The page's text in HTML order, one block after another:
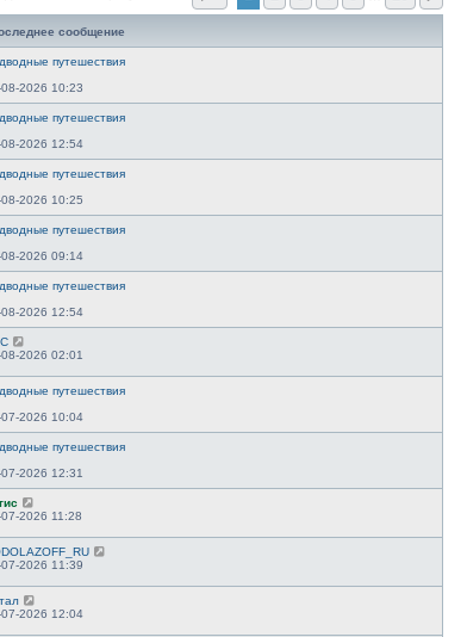
сообщение
путешествия
2026 10:23
путешествия
08-2026 12:54
путешествия
2026 10:25
путешествия
08-2026 09:14
путешествия
08-2026 12:54
2026 02:01
путешествия
07-2026 10:04
путешествия
2026 12:31
2026 11:28
2026 11:39
07-2026 12:04